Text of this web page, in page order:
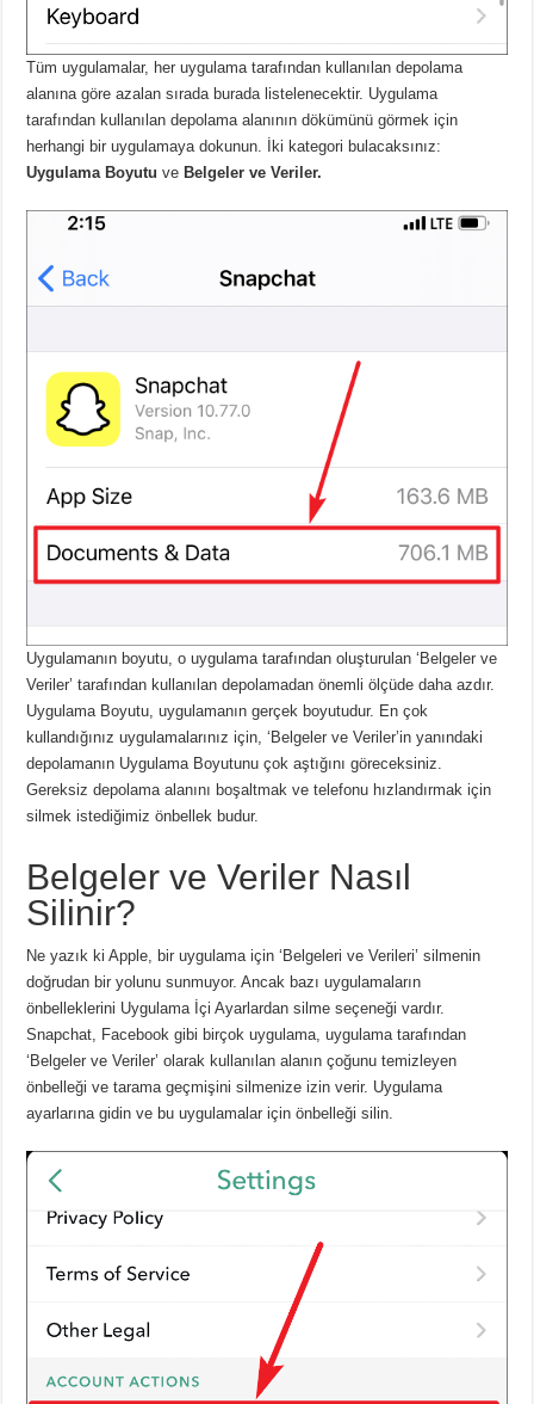
Tüm uygulamalar, her uygulama tarafından kullanılan depolama
alanına göre azalan sırada burada listelenecektir. Uygulama
tarafından kullanılan depolama alanının dökümünü görmek için
herhangi bir uygulamaya dokunun. İki kategori bulacaksınız:
Uygulama Boyutu veBelgeler ve Veriler.
Uygulamanın boyutu, o uygulama tarafından oluşturulan ‘Belgeler ve
Veriler’ tarafından kullanılan depolamadan önemli ölçüde daha azdır.
Uygulama Boyutu, uygulamanın gerçek boyutudur. En çok
kullandığınız uygulamalarınız için, ‘Belgeler ve Veriler’in yanındaki
depolamanın Uygulama Boyutunu çok aştığını göreceksiniz.
Gereksiz depolama alanını boşaltmak ve telefonu hızlandırmak için
silmek istediğimiz önbellek budur.
Belgeler ve Veriler Nasıl
Silinir?
Ne yazık ki Apple, bir uygulama için ‘Belgeleri ve Verileri’ silmenin
doğrudan bir yolunu sunmuyor. Ancak bazı uygulamaların
önbelleklerini Uygulama İçi Ayarlardan silme seçeneği vardır.
Snapchat, Facebook gibi birçok uygulama, uygulama tarafından
‘Belgeler ve Veriler’ olarak kullanılan alanın çoğunu temizleyen
önbelleği ve tarama geçmişini silmenize izin verir. Uygulama
ayarlarına gidin ve bu uygulamalar için önbelleği silin.